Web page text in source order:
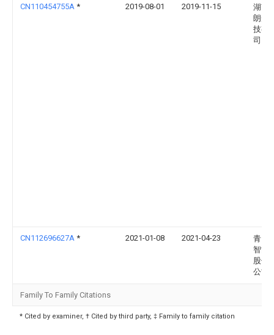
CN110454755A * 2019-08-01 2019-11-15
湖南
朗光
技有
司
CN112696627A * 2021-01-08 2021-04-23
青岛
智能
股份
公司
Family To Family Citations
* Cited by examiner, † Cited by third party, ‡ Family to family citation